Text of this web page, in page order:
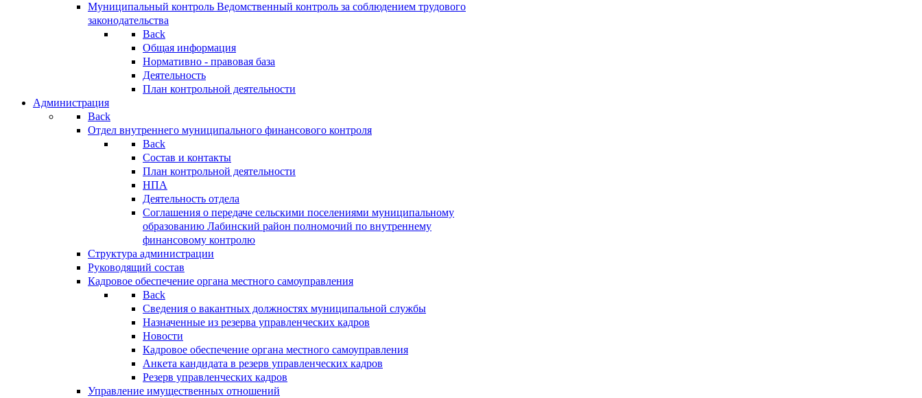
Муниципальный контроль Ведомственный контроль за соблюдением трудового
законодательства
Back
Общая информация
Нормативно - правовая база
Деятельность
План контрольной деятельности
Администрация
Back
Отдел внутреннего муниципального финансового контроля
Back
Состав и контакты
План контрольной деятельности
НПА
Деятельность отдела
Соглашения о передаче сельскими поселениями муниципальному
образованию Лабинский район полномочий по внутреннему
финансовому контролю
Структура администрации
Руководящий состав
Кадровое обеспечение органа местного самоуправления
Back
Сведения о вакантных должностях муниципальной службы
Назначенные из резерва управленческих кадров
Новости
Кадровое обеспечение органа местного самоуправления
Анкета кандидата в резерв управленческих кадров
Резерв управленческих кадров
Управление имущественных отношений